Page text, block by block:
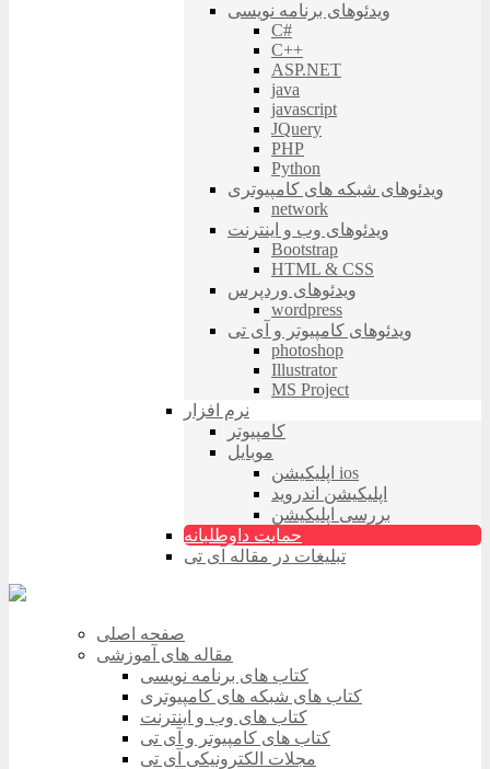
ویدئوهای برنامه نویسی
C#
C++
ASP.NET
java
javascript
JQuery
PHP
Python
ویدئوهای شبکه های کامپیوتری
network
ویدئوهای وب و اینترنت
Bootstrap
HTML & CSS
ویدئوهای وردپرس
wordpress
ویدئوهای کامپیوتر و آی تی
photoshop
Illustrator
MS Project
نرم افزار
کامپیوتر
موبایل
اپلیکیشن ios
اپلیکیشن اندروید
بررسی اپلیکیشن
حمایت داوطلبانه
تبلیغات در مقاله آی تی
صفحه اصلی
مقاله های آموزشی
کتاب های برنامه نویسی
کتاب های شبکه های کامپیوتری
کتاب های وب و اینترنت
کتاب های کامپیوتر و آی تی
مجلات الکترونیکی آی تی